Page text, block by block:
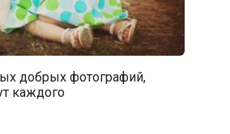
добрых фотографий,
каждого